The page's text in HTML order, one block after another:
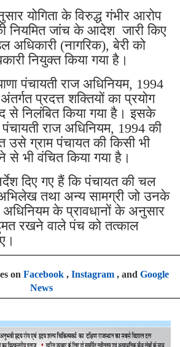
योगिता के विरुद्ध गंभीर आरोप
नियमित जांच के आदेश जारी किए
(नागरिक), बेरी को
नियुक्त किया गया है।
पंचायती राज अधिनियम, 1994
प्रदत्त शक्तियों का प्रयोग
से निलंबित किया गया है। इसके
पंचायती राज अधिनियम, 1994 की
उसे ग्राम पंचायत की किसी भी
से भी वंचित किया गया है।
दिए गए हैं कि पंचायत की चल
तथा अन्य सामग्री जो उनके
के प्रावधानों के अनुसार
रखने वाले पंच को तत्काल
on Facebook, Instagram, and Google
News